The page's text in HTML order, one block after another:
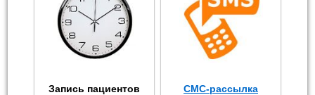
Запись пациентов СМС-рассылка